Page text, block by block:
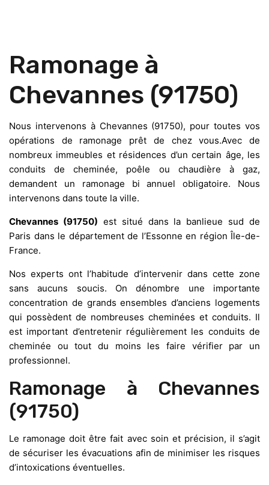
Ramonage à
Chevannes (91750)
Nous intervenons à Chevannes (91750), pour toutes vos
opérations de ramonage prêt de chez vous.Avec de
nombreux immeubles et résidences d’un certain âge, les
conduits de cheminée, poêle ou chaudière à gaz,
demandent un ramonage bi annuel obligatoire. Nous
intervenons dans toute la ville.
Chevannes (91750) est situé dans la banlieue sud de
Paris dans le département de l’Essonne en région Île-de-
France.
Nos experts ont l’habitude d’intervenir dans cette zone
sans aucuns soucis. On dénombre une importante
concentration de grands ensembles d’anciens logements
qui possèdent de nombreuses cheminées et conduits. Il
est important d’entretenir régulièrement les conduits de
cheminée ou tout du moins les faire vérifier par un
professionnel.
Ramonage à Chevannes
(91750)
Le ramonage doit être fait avec soin et précision, il s’agit
de sécuriser les évacuations afin de minimiser les risques
d’intoxications éventuelles.